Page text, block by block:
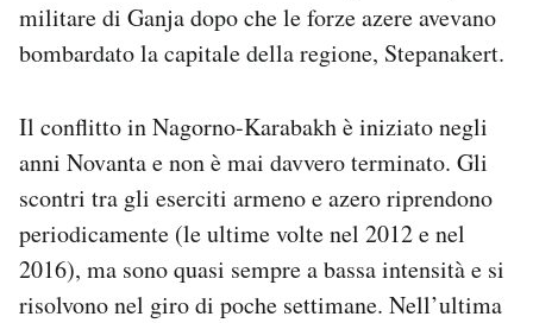
Area Personale
Newsletter
Regala il Post
militare di Ganja dopo che le forze azere avevano
bombardato la capitale della regione, Stepanakert.
Il conflitto in Nagorno-Karabakh è iniziato negli
anni Novanta e non è mai davvero terminato. Gli
scontri tra gli eserciti armeno e azero riprendono
periodicamente (le ultime volte nel 2012 e nel
2016), ma sono quasi sempre a bassa intensità e si
risolvono nel giro di poche settimane. Nell’ultima